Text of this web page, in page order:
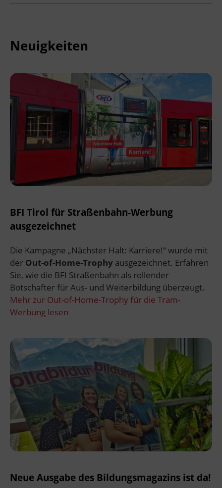
Neuigkeiten
BFI Tirol für Straßenbahn-Werbung
ausgezeichnet
Die Kampagne „Nächster Halt: Karriere!“ wurde mit
der Out-of-Home-Trophy ausgezeichnet. Erfahren
Sie, wie die BFI Straßenbahn als rollender
Botschafter für Aus- und Weiterbildung überzeugt.
Mehr zur Out-of-Home-Trophy für die Tram-
Werbung lesen
Neue Ausgabe des Bildungsmagazins ist da!